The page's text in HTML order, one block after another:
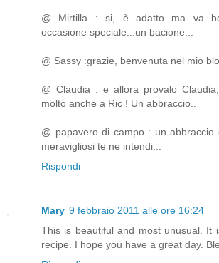
@ Mirtilla : si, è adatto ma va
occasione speciale...un bacione...
@ Sassy :grazie, benvenuta nel mio
@ Claudia : e allora provalo
molto anche a Ric ! Un abbraccio..
@ papavero di campo : un abbraccio
meravigliosi te ne intendi...
Rispondi
Mary 9 febbraio 2011 alle ore 16:24
This is beautiful and most unusual. It
recipe. I hope you have a great day.